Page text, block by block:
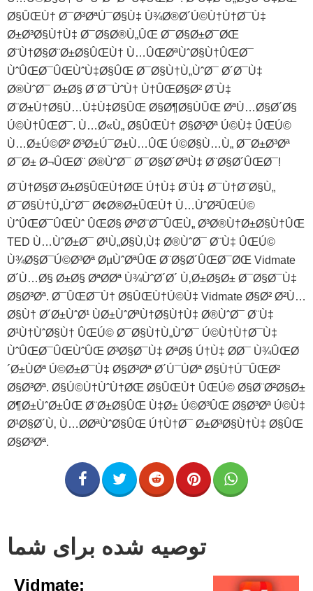
Ø§ÛŒÙ† Ø¯Ø³ØªÚ¯Ø§Ù‡ Ù¾Ø®Ø´‌Ú©Ù†Ù†Ø¯Ù‡
Ø±Ø³Ø§Ù†Ù‡ Ø¯Ø§Ø®Ù„ÛŒ Ø¯Ø§Ø±Ø¯ØŒ
Ø¨Ù†Ø§Ø¨Ø±Ø§ÛŒÙ† Ù…ÛŒ‌ØªÙˆØ§Ù†ÛŒØ¯
ÙˆÛŒØ¯ÛŒÙˆÙ‡Ø§ÛŒ Ø¯Ø§Ù†Ù„ÙˆØ¯ Ø´Ø¯Ù‡
Ø®ÙˆØ¯ Ø±Ø§ Ø¨Ø¯ÙˆÙ† Ù†ÛŒØ§Ø² Ø¨Ù‡
Ø¨Ø±Ù†Ø§Ù…Ù‡‌Ù‡Ø§ÛŒ Ø§Ø¶Ø§ÙÛŒ ØªÙ…Ø§Ø´Ø§
Ú©Ù†ÛŒØ¯. Ù…Ø«Ù„ Ø§ÛŒÙ† Ø§Ø³Øª Ú©Ù‡ ÛŒÚ©
Ù…Ø±Ú©Ø² Ø³Ø±Ú¯Ø±Ù…ÛŒ Ú©Ø§Ù…Ù„ Ø¯Ø±Ø³Øª
Ø¯Ø± Ø¬ÛŒØ¨ Ø®ÙˆØ¯ Ø¯Ø§Ø´ØªÙ‡ Ø¨Ø§Ø´ÛŒØ¯!
Ø¨Ù†Ø§Ø¨Ø±Ø§ÛŒÙ†ØŒ Ú†Ù‡ Ø¨Ù‡ Ø¯Ù†Ø¨Ø§Ù„
Ø¯Ø§Ù†Ù„ÙˆØ¯ Ø¢Ø®Ø±ÛŒÙ† Ù…ÙˆØ²ÛŒÚ©
ÙˆÛŒØ¯ÛŒÙˆ ÛŒØ§ ØªØ¨Ø¯ÛŒÙ„ Ø³Ø®Ù†Ø±Ø§Ù†ÛŒ
TED Ù…ÙˆØ±Ø¯ Ø¹Ù„Ø§Ù‚Ù‡ Ø®ÙˆØ¯ Ø¨Ù‡ ÛŒÚ©
Ù¾Ø§Ø¯Ú©Ø³Øª ØµÙˆØªÛŒ Ø¨Ø§Ø´ÛŒØ¯ØŒ Vidmate
Ø´Ù…Ø§ Ø±Ø§ ØªØ­Øª Ù¾ÙˆØ´Ø´ Ù‚Ø±Ø§Ø± Ø¯Ø§Ø¯Ù‡
Ø§Ø³Øª. Ø¯ÛŒØ¯Ù† Ø§ÛŒÙ†Ú©Ù‡ Vidmate Ø§Ø² Ø²Ù…
Ø§Ù† Ø´Ø±ÙˆØ¹ ÙØ±ÙˆØªÙ†Ø§Ù†Ù‡ Ø®ÙˆØ¯ Ø¨Ù‡
Ø¹Ù†ÙˆØ§Ù† ÛŒÚ© Ø¯Ø§Ù†Ù„ÙˆØ¯ Ú©Ù†Ù†Ø¯Ù‡
ÙˆÛŒØ¯ÛŒÙˆÛŒ Ø³Ø§Ø¯Ù‡ ØªØ§ Ú†Ù‡ Ø­Ø¯ Ù¾ÛŒØ
´Ø±ÙØª Ú©Ø±Ø¯Ù‡ Ø§Ø³Øª Ø´Ú¯ÙØª Ø§Ù†Ú¯ÛŒØ²
Ø§Ø³Øª. Ø§Ú©Ù†ÙˆÙ†ØŒ Ø§ÛŒÙ† ÛŒÚ© Ø§Ø¨Ø²Ø§Ø±
Ø¶Ø±ÙˆØ±ÛŒ Ø¨Ø±Ø§ÛŒ Ù‡Ø± Ú©Ø³ÛŒ Ø§Ø³Øª Ú©Ù‡
Ø¹Ø§Ø´Ù‚ Ù…Ø­ØªÙˆØ§ÛŒ Ú†Ù†Ø¯ Ø±Ø³Ø§Ù†Ù‡ Ø§ÛŒ
Ø§Ø³Øª.
توصیه شده برای شما
Vidmate: